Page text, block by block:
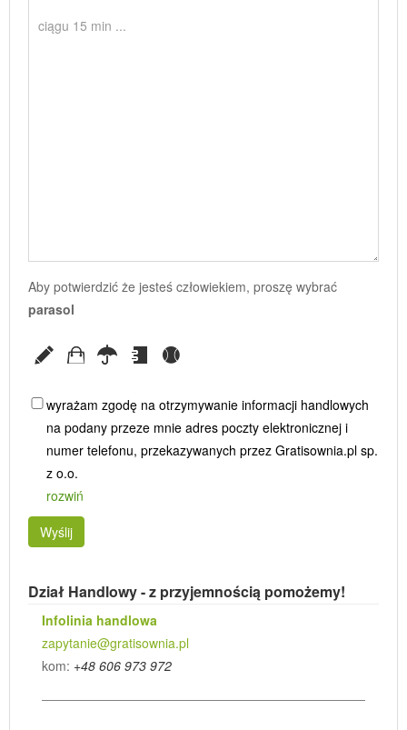
Aby potwierdzić że jesteś człowiekiem, proszę wybrać
parasol
wyrażam zgodę na otrzymywanie informacji handlowych
na podany przeze mnie adres poczty elektronicznej i
numer telefonu, przekazywanych przez Gratisownia.pl sp.
z o.o.
rozwiń
Wyślij
Dział Handlowy - z przyjemnością pomożemy!
Infolinia handlowa
zapytanie@gratisownia.pl
kom: +48 606 973 972